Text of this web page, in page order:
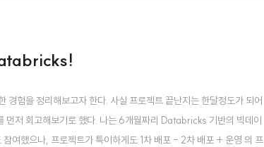
경험을 정리해보고자 한다. 사실 프로젝트 끝난지는 한달정도가 되어
먼저 회고해보기로 했다. 나는 6개월짜리 Databricks 기반의 빅데이
여했으나, 프로젝트가 특이하게도 1차 배포 - 2차 배포 + 운영 의 프